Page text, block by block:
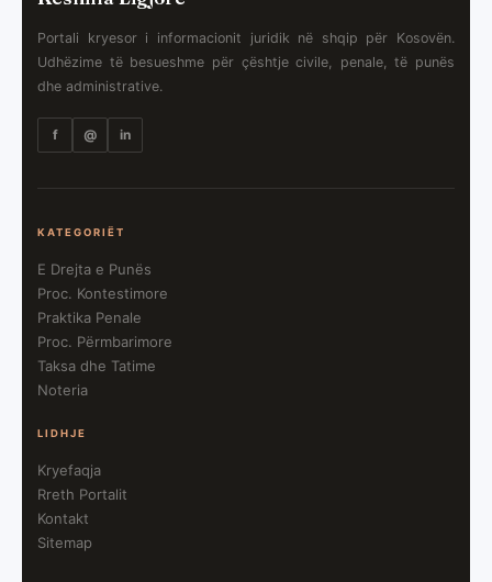
Portali kryesor i informacionit juridik në shqip për Kosovën.
Udhëzime të besueshme për çështje civile, penale, të punës
dhe administrative.
f @ in
KATEGORIËT
E Drejta e Punës
Proc. Kontestimore
Praktika Penale
Proc. Përmbarimore
Taksa dhe Tatime
Noteria
LIDHJE
Kryefaqja
Rreth Portalit
Kontakt
Sitemap